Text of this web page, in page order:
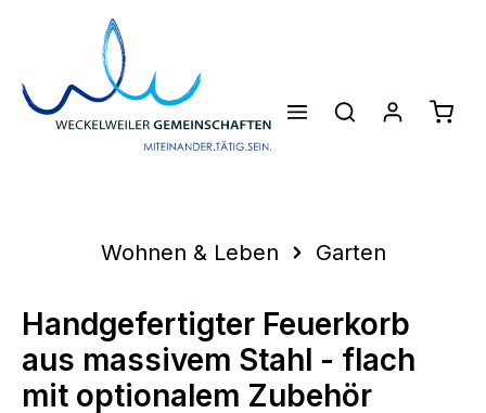
Zum Hauptinhalt springen
Wohnen & Leben Garten
Handgefertigter Feuerkorb
aus massivem Stahl - flach
mit optionalem Zubehör